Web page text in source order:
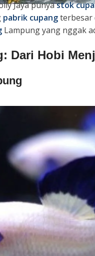
Jaya punyastok
pabrik cupangterbesar
Lampung yang nggak
Dari Hobi